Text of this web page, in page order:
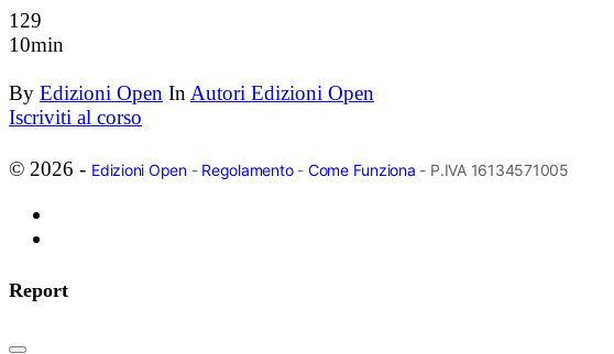
129
10min
By Edizioni Open InAutori Edizioni Open
Iscriviti al corso
© 2026 - Edizioni Open- Regolamento- Come Funziona - P.IVA 16134571005
Report